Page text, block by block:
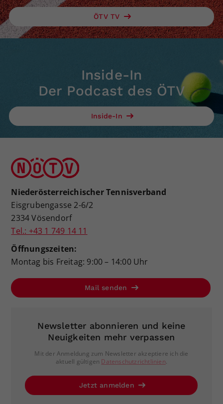
ÖTV TV
Inside-In
Der Podcast des ÖTV
Inside-In
Niederösterreichischer Tennisverband
Eisgrubengasse 2-6/2
2334 Vösendorf
Tel.: +43 1 749 14 11
Öffnungszeiten:
Montag bis Freitag: 9:00 – 14:00 Uhr
Mail senden
Newsletter abonnieren und keine
Neuigkeiten mehr verpassen
Mit der Anmeldung zum Newsletter akzeptiere ich die
aktuell gültigen Datenschutzrichtlinien.
Jetzt anmelden